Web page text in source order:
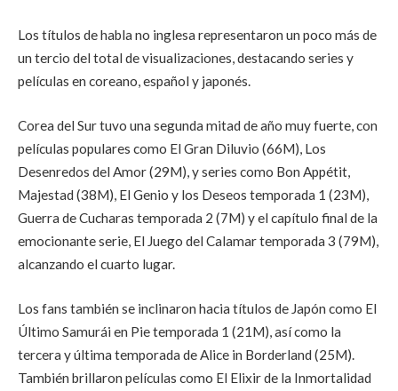
Los títulos de habla no inglesa representaron un poco más de
un tercio del total de visualizaciones, destacando series y
películas en coreano, español y japonés.
Corea del Sur tuvo una segunda mitad de año muy fuerte, con
películas populares como El Gran Diluvio (66M), Los
Desenredos del Amor (29M), y series como Bon Appétit,
Majestad (38M), El Genio y los Deseos temporada 1 (23M),
Guerra de Cucharas temporada 2 (7M) y el capítulo final de la
emocionante serie, El Juego del Calamar temporada 3 (79M),
alcanzando el cuarto lugar.
Los fans también se inclinaron hacia títulos de Japón como El
Último Samurái en Pie temporada 1 (21M), así como la
tercera y última temporada de Alice in Borderland (25M).
También brillaron películas como El Elixir de la Inmortalidad